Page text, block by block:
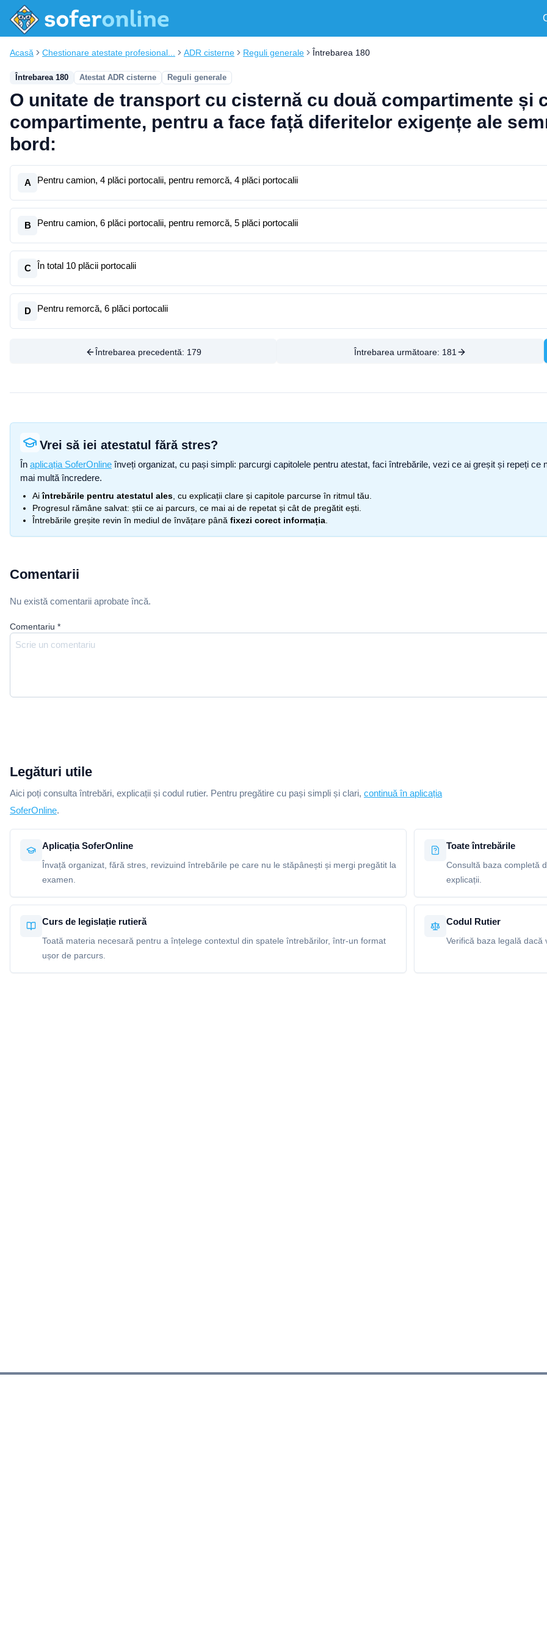
Acasă Chestionare atestate profesional... ADR cisterne Reguli generale Întrebarea 180
Întrebarea 180 Atestat ADR cisterne Reguli generale
O unitate de transport cu cisternă cu două compartimente și
compartimente, pentru a face față diferitelor exigențe ale
bord:
A Pentru camion, 4 plăci portocalii, pentru remorcă, 4 plăci portocalii
B Pentru camion, 6 plăci portocalii, pentru remorcă, 5 plăci portocalii
C În total 10 plăcii portocalii
D Pentru remorcă, 6 plăci portocalii
Întrebarea precedentă: 179 Întrebarea următoare: 181
Vrei să iei atestatul fără stres?
În aplicația SoferOnline înveți organizat, cu pași simpli: parcurgi capitolele pentru atestat, faci întrebările, vezi ce ai greșit și repeți
mai multă încredere.
Aiîntrebările pentru atestatul ales , cu explicații clare și capitole parcurse în ritmul tău.
Progresul rămâne salvat: știi ce ai parcurs, ce mai ai de repetat și cât de pregătit ești.
Întrebările greșite revin în mediul de învățare până fixezi corect informația
Comentarii
Nu există comentarii aprobate încă.
Comentariu *
Legături utile
Aici poți consulta întrebări, explicații și codul rutier. Pentru pregătire cu pași simpli și clari, continuă în aplicația
SoferOnline.
Aplicația SoferOnline
Învață organizat, fără stres, revizuind întrebările pe care nu le stăpânești și mergi pregătit la
examen.
Toate întrebările
Consultă baza completă
explicații.
Curs de legislație rutieră
Toată materia necesară pentru a înțelege contextul din spatele întrebărilor, într-un format
ușor de parcurs.
Codul Rutier
Verifică baza legală dacă